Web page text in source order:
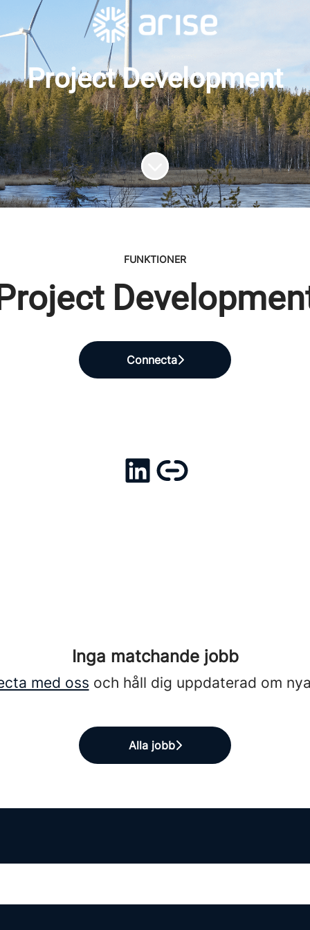
Project Development
Skrolla för mer innehåll
FUNKTIONER
Connecta
Inga matchande jobb
med oss och håll dig uppdaterad om
Alla jobb